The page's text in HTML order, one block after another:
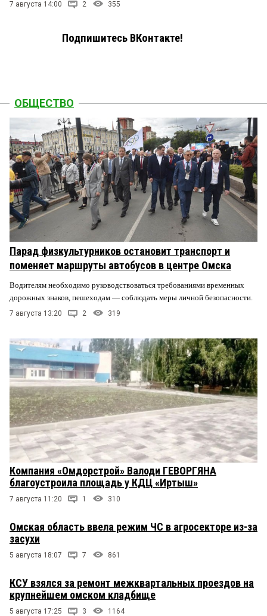
7 августа 14:00 2 355
Подпишитесь ВКонтакте!
ОБЩЕСТВО
Парад физкультурников остановит транспорт и
поменяет маршруты автобусов в центре Омска
Водителям необходимо руководствоваться требованиями временных
дорожных знаков, пешеходам — соблюдать меры личной безопасности.
7 августа 13:20 2 319
Компания «Омдорстрой» Валоди ГЕВОРГЯНА
благоустроила площадь у КДЦ «Иртыш»
7 августа 11:20 1 310
Омская область ввела режим ЧС в агросекторе из-за
засухи
5 августа 18:07 7 861
КСУ взялся за ремонт межквартальных проездов на
крупнейшем омском кладбище
5 августа 17:25 3 1164